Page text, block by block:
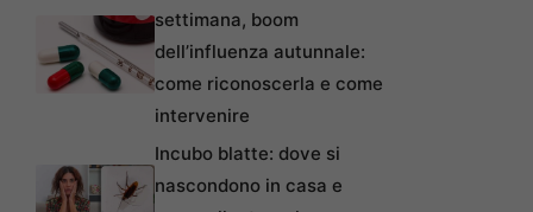
settimana, boom
dell’influenza autunnale:
come riconoscerla e come
intervenire
Incubo blatte: dove si
nascondono in casa e